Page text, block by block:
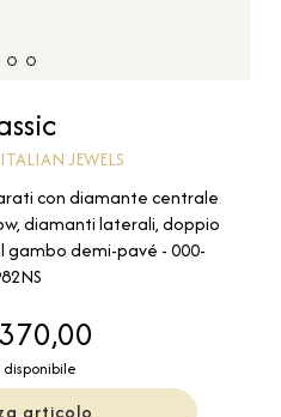
JEWELS
con diamante centrale
diamanti laterali, doppio
gambo demi-pavé - 000-
articolo